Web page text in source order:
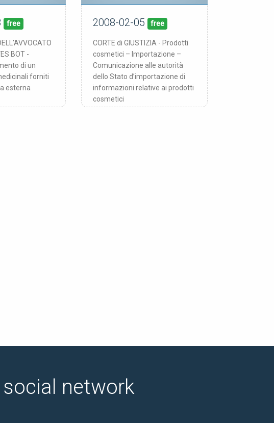
free
BOT -
di un
forniti
esterna
pubblicata:05/02/08
2008-02-05 free
CORTE di GIUSTIZIA - Prodotti
cosmetici – Importazione –
Comunicazione alle autorità
dello Stato d’importazione di
informazioni relative ai prodotti
cosmetici
network